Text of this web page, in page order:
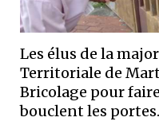
Les élus de la
Territoriale de
Bricolage pour
bouclent les portes.